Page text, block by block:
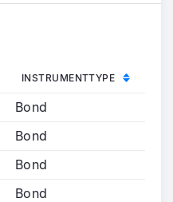
INSTRUMENTTYPE
Bond
Bond
Bond
Bond